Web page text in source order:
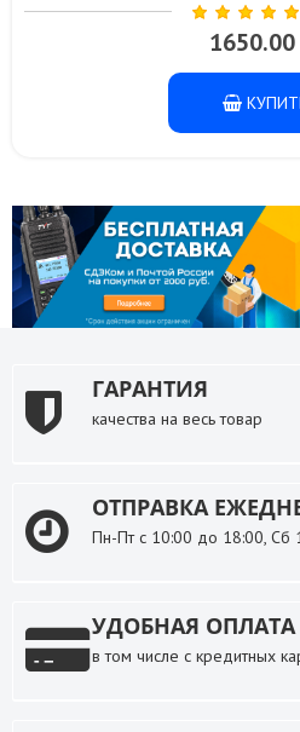
1650.00
ГАРАНТИЯ
качества на весь товар
ОТПРАВКА
Пн-Пт с 10:00 до 18:00, Сб
УДОБНАЯ ОПЛАТА
в том числе с кредитных